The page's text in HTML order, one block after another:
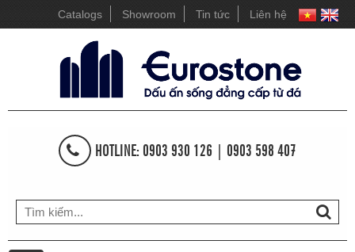
Catalogs Showroom Tin tức Liên hệ
HOTLINE: 0903 930 126 | 0903 598 407